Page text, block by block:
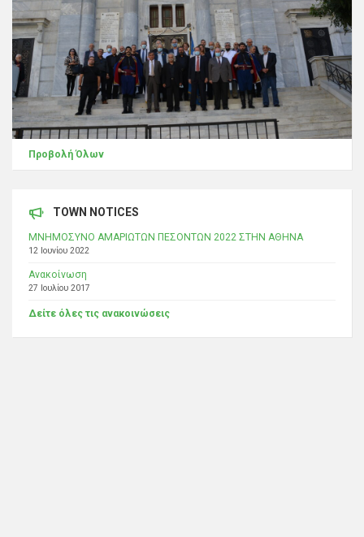
Προβολή Όλων
TOWN NOTICES
ΜΝΗΜΟΣΥΝΟ ΑΜΑΡΙΩΤΩΝ ΠΕΣΟΝΤΩΝ 2022 ΣΤΗΝ ΑΘΗΝΑ
12 Ιουνίου 2022
Ανακοίνωση
27 Ιουλίου 2017
Δείτε όλες τις ανακοινώσεις